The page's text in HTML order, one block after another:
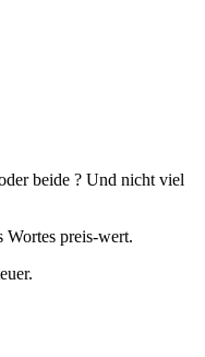
beide ? Und nicht viel
Wortes preis-wert.